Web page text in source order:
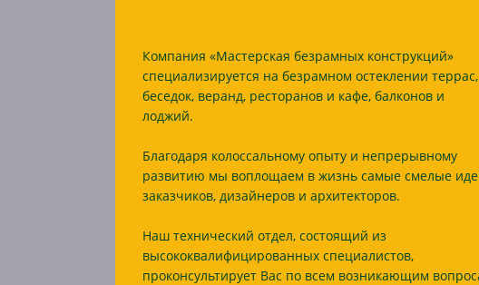
Компания «Мастерская безрамных конструкций»
специализируется на безрамном остеклении террас,
беседок, веранд, ресторанов и кафе, балконов и
лоджий.
Благодаря колоссальному опыту и непрерывному
развитию мы воплощаем в жизнь самые смелые
заказчиков, дизайнеров и архитекторов.
Наш технический отдел, состоящий из
высококвалифицированных специалистов,
проконсультирует Вас по всем возникающим